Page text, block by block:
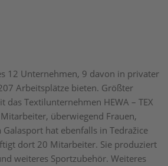
12 Unternehmen, 9 davon in privater
Arbeitsplätze bieten. Größter
das Textilunternehmen HEWA – TEX
überwiegend Frauen,
hat ebenfalls in Tedražice
dort 20 Mitarbeiter. Sie produziert
weiteres Sportzubehör. Weiteres